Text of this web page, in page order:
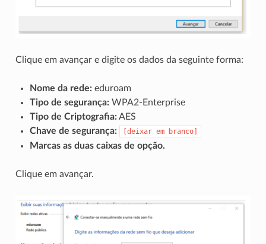
Clique em avançar e digite os dados da seguinte forma:
Nome da rede:eduroam
Tipo de segurança:WPA2-Enterprise
Tipo de Criptografia:AES
Chave de segurança:
[deixar em branco]
Marcas as duas caixas de opção.
Clique em avançar.